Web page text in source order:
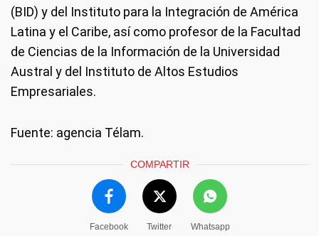
(BID) y del Instituto para la Integración de América
Latina y el Caribe, así como profesor de la Facultad
de Ciencias de la Información de la Universidad
Austral y del Instituto de Altos Estudios
Empresariales.
Fuente: agencia Télam.
COMPARTIR
Facebook Twitter Whatsapp